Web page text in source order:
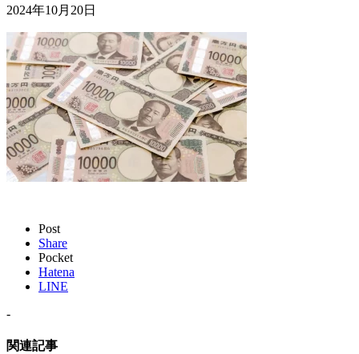
2024年10月20日
Post
Share
Pocket
Hatena
LINE
-
関連記事